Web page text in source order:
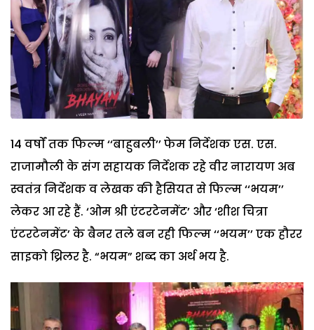
14 वर्षों तक फिल्म ‘‘बाहुबली’’ फेम निर्देशक एस. एस.
राजामौली के संग सहायक निर्देशक रहे वीर नारायण अब
स्वतंत्र निर्देशक व लेखक की हैसियत से फिल्म ‘‘भयम’’
लेकर आ रहे हैं. ‘ओम श्री एंटरटेनमेंट’ और ‘शीश चित्रा
एंटरटेनमेंट’ के बैनर तले बन रही फिल्म ‘‘भयम’’ एक हौरर
साइको थ्रिलर है. “भयम” शब्द का अर्थ भय है.